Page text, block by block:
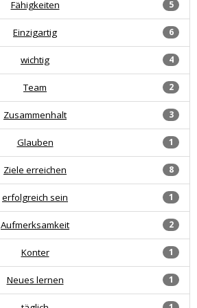
5
Fähigkeiten
6
Einzigartig
4
wichtig
2
Team
3
Zusammenhalt
1
Glauben
8
Ziele erreichen
1
erfolgreich sein
2
Aufmerksamkeit
1
Konter
1
Neues lernen